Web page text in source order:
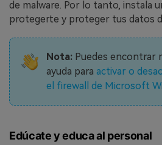
de malware. Por lo tanto, instala
protegerte y proteger tus datos
Nota:Puedes encontrar
ayuda para activar o
el firewall de Microsoft
Edúcate y educa al personal